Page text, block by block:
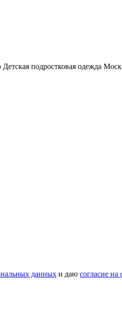
подростковая одежда
данных и даю согласие